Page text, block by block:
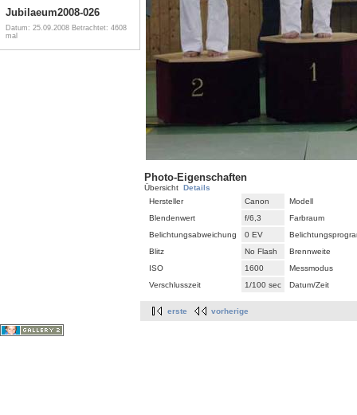
Jubilaeum2008-026
Datum: 25.09.2008 Betrachtet: 4608
mal
Photo-Eigenschaften
Übersicht Details
Hersteller
Canon
Modell
Blendenwert
f/6,3
Farbraum
Belichtungsabweichung
0 EV
Blitz
No Flash
Brennweite
ISO
1600
Messmodus
Verschlusszeit
1/100 sec Datum/Zeit
erste vorherige